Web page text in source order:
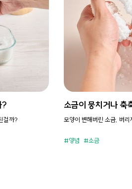
?
걸까?
소금이 뭉치거나 축
모양이 변해버린 소금, 버리
양념 소금